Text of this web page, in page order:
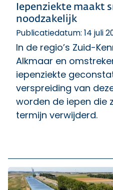
Iepenziekte maakt
noodzakelijk
Publicatiedatum: 14 juli
In de regio’s Zuid-
Alkmaar en
iepenziekte
verspreiding van
worden de iepen die
termijn verwijderd.